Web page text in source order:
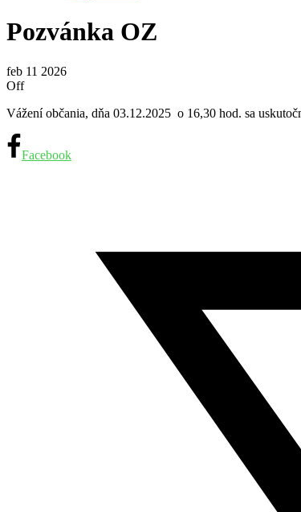
Pozvánka OZ
feb 11 2026
Off
Vážení občania, dňa 03.12.2025 o 16,30 hod. sa
Facebook